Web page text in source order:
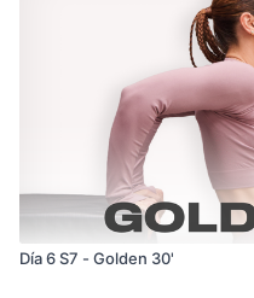
Día 6 S7 - Golden 30'